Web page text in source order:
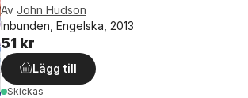
Av John Hudson
Inbunden, Engelska, 2013
51 kr
Lägg till
Skickas